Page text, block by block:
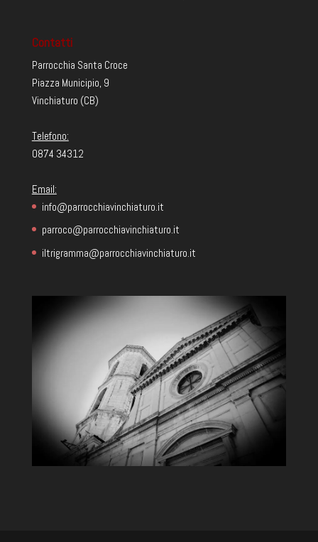
Contatti
Parrocchia Santa Croce
Piazza Municipio, 9
Vinchiaturo (CB)
Telefono:
0874 34312
Email:
info@parrocchiavinchiaturo.it
parroco@parrocchiavinchiaturo.it
iltrigramma@parrocchiavinchiaturo.it